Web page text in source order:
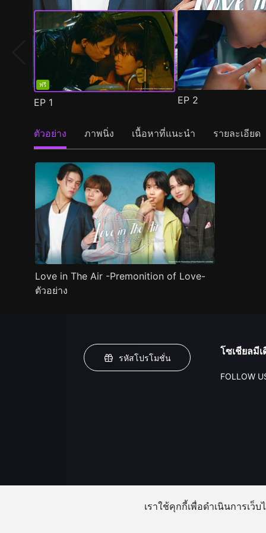
ฟรี
EP 1 EP 2
ตัวอย่าง ภาพนิ่ง เนื้อหาที่แนะนำ รายละเอียด
Love in The Air -Premonition of Love-
ตัวอย่าง
รหัสโปรโมชั่น
โซเชียลมีเ
FOLLOW
เราใช้คุกกี้เพื่อดำเนินการเว็